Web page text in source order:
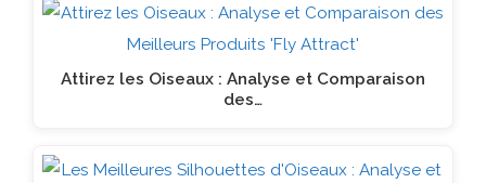
Attirez les Oiseaux : Analyse et Comparaison
des…